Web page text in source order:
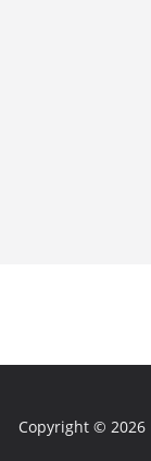
Copyright © 2026